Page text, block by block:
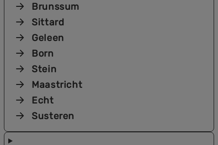
Brunssum
Sittard
Geleen
Born
Stein
Maastricht
Echt
Susteren